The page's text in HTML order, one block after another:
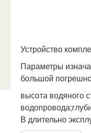
Устройство
Параметры
большой
высота водяного
В длительно